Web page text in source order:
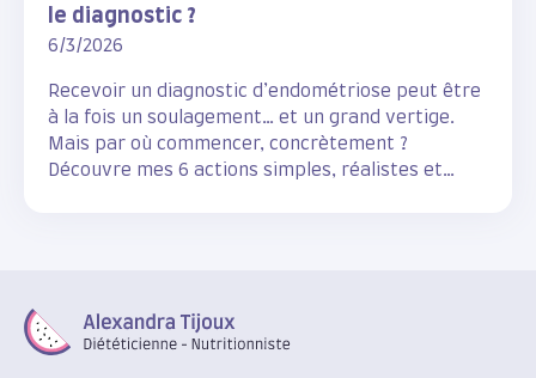
le diagnostic ?
6/3/2026
Recevoir un diagnostic d’endométriose peut être
à la fois un soulagement… et un grand vertige.
Mais par où commencer, concrètement ?
Découvre mes 6 actions simples, réalistes et